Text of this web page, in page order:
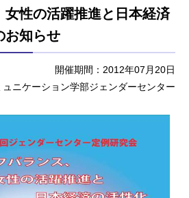
女性の活躍推進と日本経済
お知らせ
開催期間：2012年07月20日
ニケーション学部ジェンダーセンター